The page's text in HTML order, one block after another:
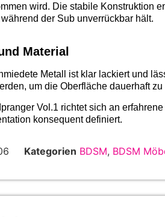
wird. Die stabile Konstruktion
der Sub unverrückbar hält.
Material
Metall ist klar lackiert und
um die Oberfläche dauerhaft
Vol.1 richtet sich an
konsequent definiert.
Kategorien BDSM, BDSM